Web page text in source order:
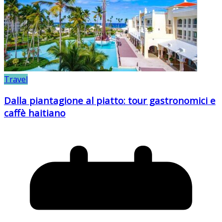
Travel
Dalla piantagione al piatto: tour gastronomici e
caffè haitiano